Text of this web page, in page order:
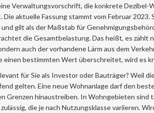
Verwaltungsvorschrift, die konkrete Dezibel-
. Die aktuelle Fassung stammt vom Februar
gilt als der Maßstab für
die Gesamtbelastung. Das heißt, es zählt
auch der vorhandene Lärm aus dem
einen bestimmten Wert überschreitet, wird es
für Sie als Investor oder Bauträger? Weil
gelten. Eine neue Wohnanlage darf den
Grenzen hinaustreiben. In Wohngebieten sind
die je nach Nutzungsklasse variieren.